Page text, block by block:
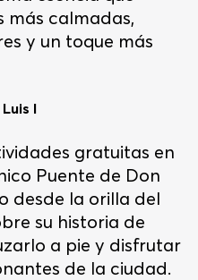
más calmadas,
y un toque más
I
gratuitas en
Puente de Don
desde la orilla del
su historia de
a pie y disfrutar
de la ciudad.